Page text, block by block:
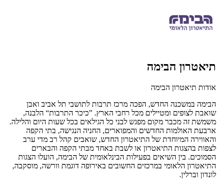
תיאטרון הבימה
אודות תיאטרון הבימה
הבימה במשכנה החדש, הפכה מרכז תרבות לתושבי תל אביב ואבן
שואבת לצופים ומטיילים מכל רחבי הארץ. ”כיכר התרבות“ הלבנה,
משמשת זה מכבר מקום מפגש לבני כל הגילאים בכל שעות היום והלילה.
ארבעת האולמות החדשים והמפוארים, החניה הנגישה, בתי הקפה
והאווירה המיוחדת של התיאטרון החדש, שואבים קהל רב מדי ערב
לצפות בהצגות התיאטרון או לשבת באחד מבתי הקפה והבארים
הסמוכים. בין השיאים בפעילות הבינלאומית של הבימה, הועלו הצגות
התיאטרון הלאומי במרכזים החשובים באירופה דוגמת וורשה, מוסקבה,
לונדון וברלין.